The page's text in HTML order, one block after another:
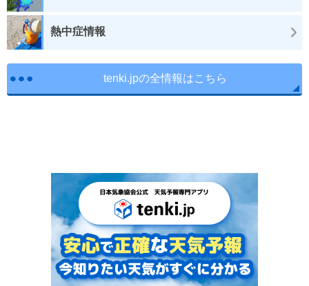
熱中症情報
tenki.jpの全情報はこちら